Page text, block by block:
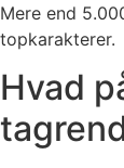
Mere end
topkarakterer.
Hvad